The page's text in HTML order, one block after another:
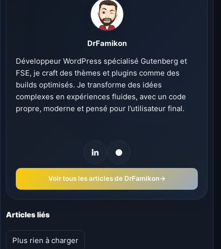
DrFamikon
Développeur WordPress spécialisé Gutenberg et
FSE, je craft des thèmes et plugins comme des
builds optimisés. Je transforme des idées
complexes en expériences fluides, avec un code
propre, moderne et pensé pour l’utilisateur final.
Voir tous les articles de DrFamikon→
Articles liés
Plus rien à charger